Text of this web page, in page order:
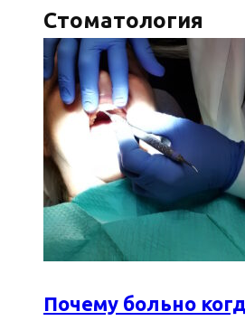
Стоматология
Почему больно